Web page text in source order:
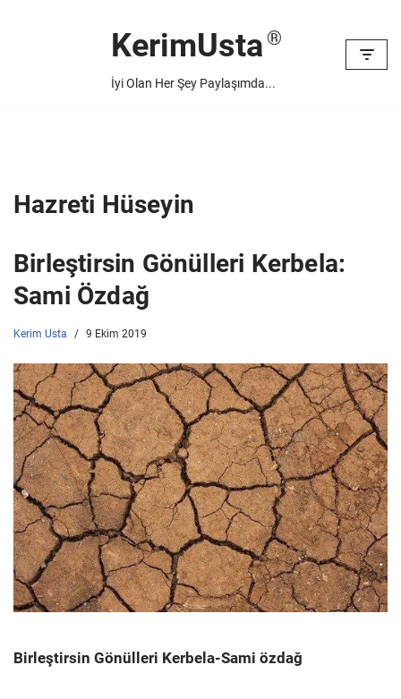
KerimUsta
İyi Olan Her Şey Paylaşımda...
Hazreti Hüseyin
Birleştirsin Gönülleri Kerbela:
Sami Özdağ
Kerim Usta 9 Ekim 2019
Birleştirsin Gönülleri Kerbela-Sami özdağ